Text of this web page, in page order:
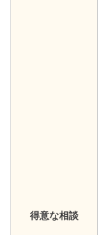
得意な相談